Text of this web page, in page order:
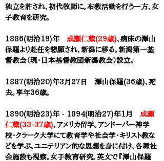
独立を許され、初代牧師に。布教活動を行う一方、女
子教育を研究。
1886(明治19)年 成瀬仁蔵(29歳)、病床の澤山
保羅より赴任を懇願され、新潟に移る。新潟第一基
督教会（現・日本基督教団新潟教会）設立。
1887(明治20)年3月27日 澤山保羅(36歳)、死
去。享年36歳。
1890(明治23)年 - 1894(明治27)年1月 成瀬
仁蔵(33-37歳)、アメリカ留学。アンドーバー神学
校・クラーク大学にて教育学や社会学・キリスト教な
どを学ぶ。ユニテリアン的な思想を身に付け、各種社
会施設も視察。女子教育研究。 英文で『澤山保羅